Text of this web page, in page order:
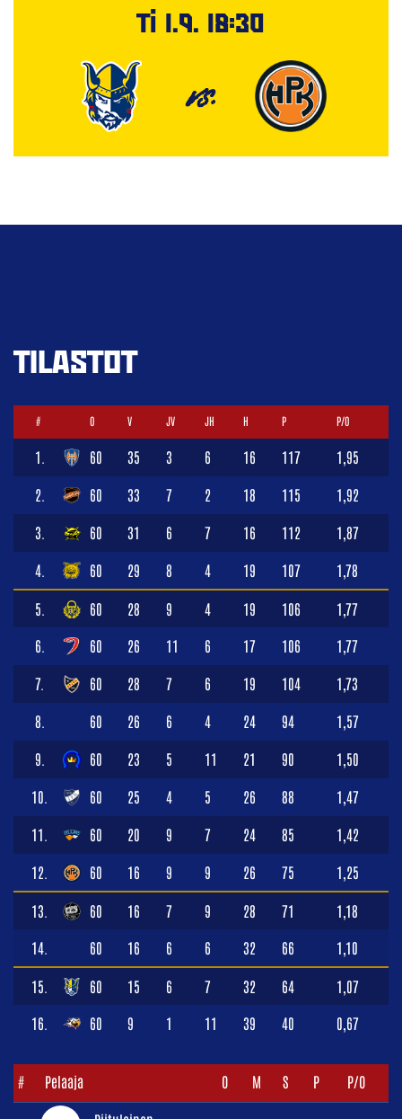
Ti 1.9. 18:30
VS.
TILASTOT
# O V JV JH H P P/O
1. 60 35 3 6 16 117 1,95
2. 60 33 7 2 18 115 1,92
3. 60 31 6 7 16 112 1,87
4. 60 29 8 4 19 107 1,78
5. 60 28 9 4 19 106 1,77
6. 60 26 11 6 17 106 1,77
7. 60 28 7 6 19 104 1,73
8. 60 26 6 4 24 94 1,57
9. 60 23 5 11 21 90 1,50
10. 60 25 4 5 26 88 1,47
11. 60 20 9 7 24 85 1,42
12. 60 16 9 9 26 75 1,25
13. 60 16 7 9 28 71 1,18
14. 60 16 6 6 32 66 1,10
15. 60 15 6 7 32 64 1,07
16. 60 9 1 11 39 40 0,67
# Pelaaja O M S P P/O